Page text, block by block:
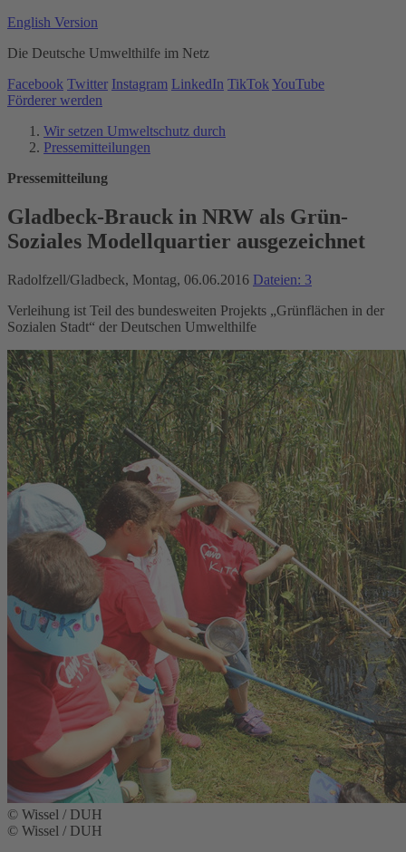
English Version
Die Deutsche Umwelthilfe im Netz
Facebook Twitter Instagram LinkedIn TikTok YouTube
Förderer werden
Wir setzen Umweltschutz durch
Pressemitteilungen
Pressemitteilung
Gladbeck-Brauck in NRW als Grün-
Soziales Modellquartier ausgezeichnet
Radolfzell/Gladbeck, Montag, 06.06.2016 Dateien: 3
Verleihung ist Teil des bundesweiten Projekts „Grünflächen in der
Sozialen Stadt“ der Deutschen Umwelthilfe
© Wissel / DUH
© Wissel / DUH